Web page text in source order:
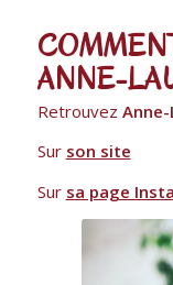
ANNE-
Retrouvez
Sur son site
Sur sa page